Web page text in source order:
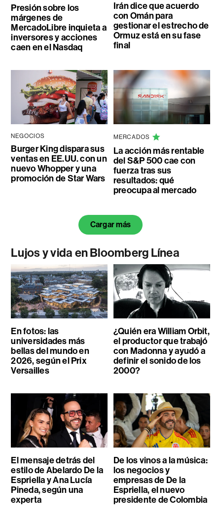
Presión sobre los
márgenes de
MercadoLibre inquieta a
inversores y acciones
caen en el Nasdaq
Irán dice que acuerdo
con Omán para
gestionar el estrecho de
Ormuz está en su fase
final
NEGOCIOS
Burger King dispara sus
ventas en EE.UU. con un
nuevo Whopper y una
promoción de Star Wars
MERCADOS
La acción más rentable
del S&P 500 cae con
fuerza tras sus
resultados: qué
preocupa al mercado
Cargar más
Lujos y vida en Bloomberg Línea
En fotos: las
universidades más
bellas del mundo en
2026, según el Prix
Versailles
¿Quién era William Orbit,
el productor que trabajó
con Madonna y ayudó a
definir el sonido de los
2000?
El mensaje detrás del
estilo de Abelardo De la
Espriella y Ana Lucía
Pineda, según una
experta
De los vinos a la música:
los negocios y
empresas de De la
Espriella, el nuevo
presidente de Colombia